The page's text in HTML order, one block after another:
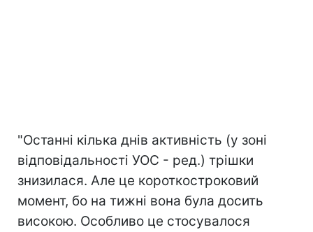
"Останні кілька днів активність (у зоні
відповідальності УОС - ред.) трішки
знизилася. Але це короткостроковий
момент, бо на тижні вона була досить
високою. Особливо це стосувалося